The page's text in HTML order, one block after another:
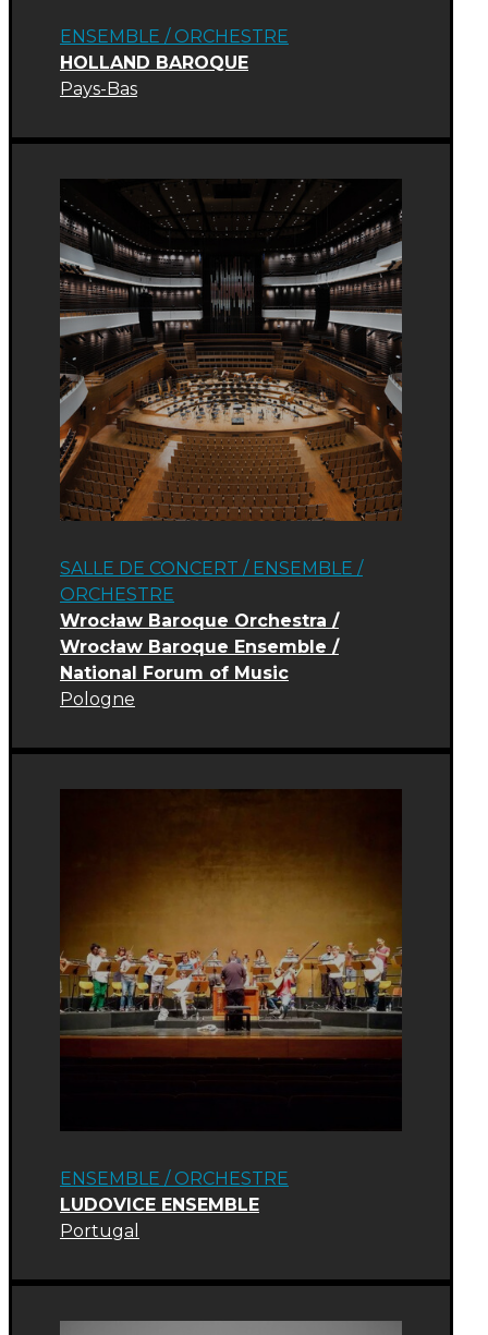
ENSEMBLE / ORCHESTRE
HOLLAND BAROQUE
Pays-Bas
SALLE DE CONCERT / ENSEMBLE /
ORCHESTRE
Wrocław Baroque Orchestra /
Wrocław Baroque Ensemble /
National Forum of Music
Pologne
ENSEMBLE / ORCHESTRE
LUDOVICE ENSEMBLE
Portugal